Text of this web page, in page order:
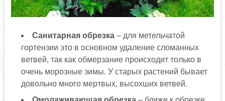
Санитарная обрезка– для метельчатой
гортензии это в основном удаление сломанных
ветвей, так как обмерзание происходит только в
очень морозные зимы. У старых растений бывает
довольно много мертвых, высохших ветвей.